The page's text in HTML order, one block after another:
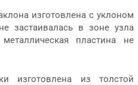
изготовлена с уклоном
застаивалась в зоне узла
пластина не
изготовлена из толстой